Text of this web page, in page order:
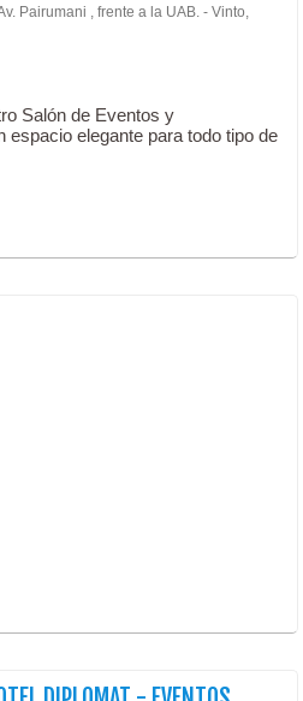
Pairumani , frente a la UAB. - Vinto,
Salón de Eventos y
espacio elegante para todo tipo de